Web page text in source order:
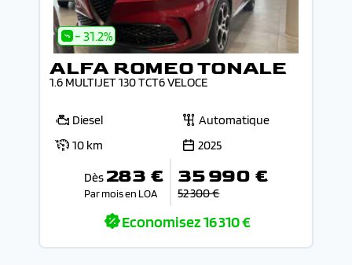
- 31.2%
ALFA ROMEO TONALE
1.6 MULTIJET 130 TCT6 VELOCE
Diesel
Automatique
10 km
2025
Dès 283 €
Par mois en LOA
35 990 €
52 300 €
Economisez16 310 €